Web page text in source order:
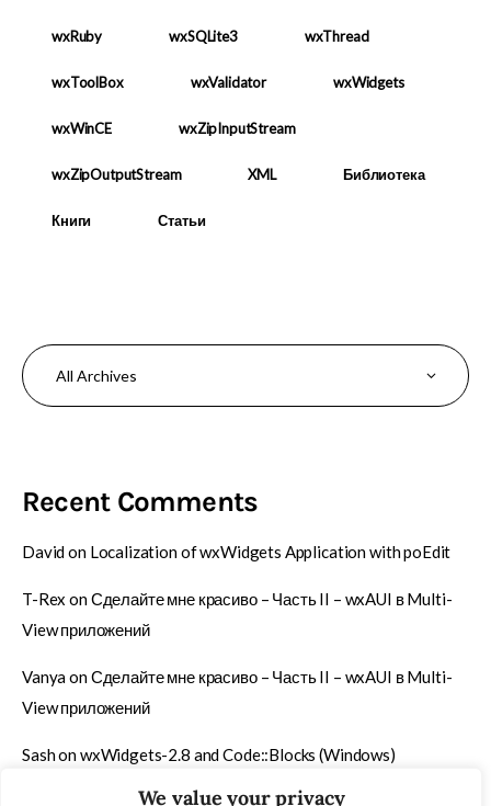
We value your privacy
wxRuby wxSQLite3 wxThread
wxToolBox wxValidator wxWidgets
wxWinCE wxZipInputStream
wxZipOutputStream XML Библиотека
Книги Статьи
Recent Comments
Davidon Localization of wxWidgets Application with poEdit
T-Rex onСделайте мне красиво – Часть II – wxAUI в Multi-
View приложений
VanyaonСделайте мне красиво – Часть II – wxAUI в Multi-
View приложений
SashonwxWidgets-2.8 and Code::Blocks (Windows)
Быстрый способ упаковки содержимого папки в